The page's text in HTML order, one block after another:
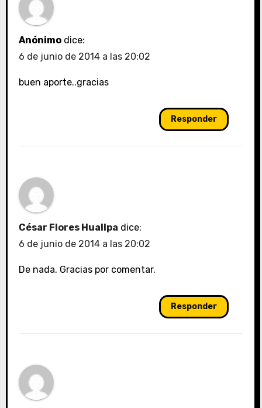
Anónimo dice:
6 de junio de 2014 a las 20:02
buen aporte..gracias
Responder
César Flores Huallpa dice:
6 de junio de 2014 a las 20:02
De nada. Gracias por comentar.
Responder